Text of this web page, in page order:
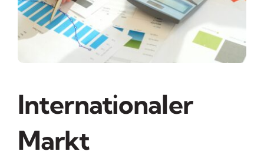
Internationaler
Markt